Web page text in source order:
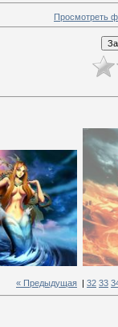
Просмотреть
« Предыдущая 32 33